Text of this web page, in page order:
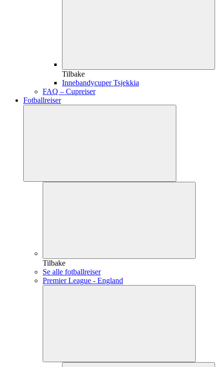
Tilbake
Innebandycuper Tsjekkia
FAQ – Cupreiser
Fotballreiser
Tilbake
Se alle fotballreiser
Premier League - England